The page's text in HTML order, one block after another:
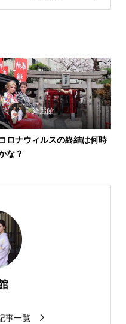
綺麗館
コロナウィルスの終結は何時
な？
事一覧